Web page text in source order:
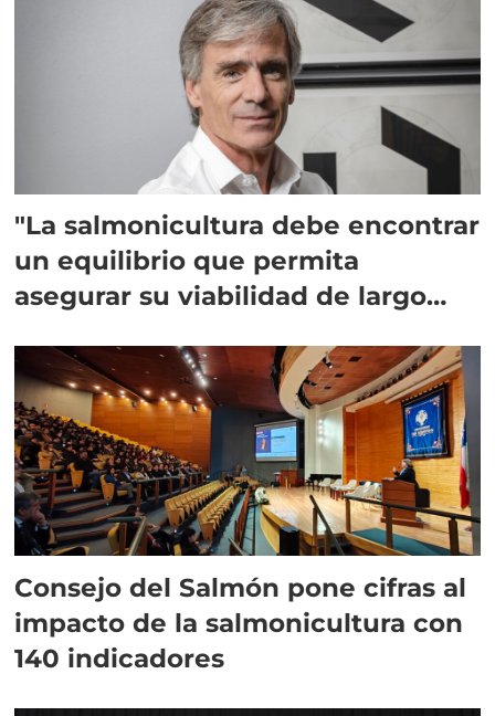
"La salmonicultura debe encontrar
un equilibrio que permita
asegurar su viabilidad de largo
Consejo del Salmón pone cifras al
impacto de la salmonicultura con
140 indicadores